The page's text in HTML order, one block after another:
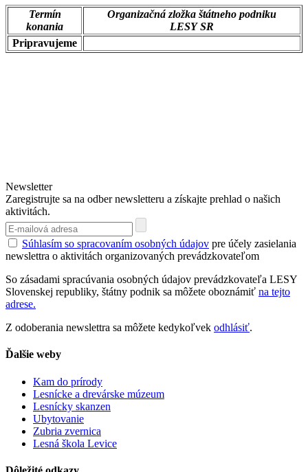
Termín
konania
Organizačná zložka štátneho podniku
LESY SR
Pripravujeme
Newsletter
Zaregistrujte sa na odber newsletteru a získajte prehlad o našich
aktivitách.
Súhlasím so spracovaním osobných údajov pre účely zasielania
newslettra o aktivitách organizovaných prevádzkovateľom
So zásadami spracúvania osobných údajov prevádzkovateľa LESY
Slovenskej republiky, štátny podnik sa môžete oboznámiť na tejto
adrese.
Z odoberania newslettra sa môžete kedykoľvek odhlásiť.
Ďalšie weby
Kam do prírody
Lesnícke a drevárske múzeum
Lesnícky skanzen
Ubytovanie
Zubria zvernica
Lesná škola Levice